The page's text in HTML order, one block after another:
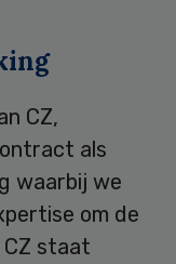
CZ,
als
waarbij we
om de
CZ staat